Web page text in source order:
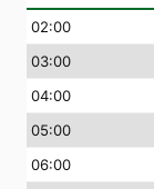
02:00
03:00
04:00
05:00
06:00